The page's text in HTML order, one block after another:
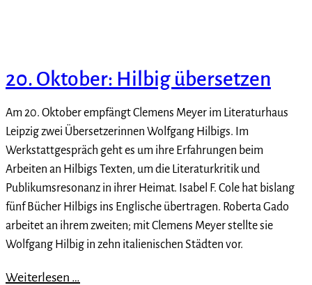
20. Oktober: Hilbig übersetzen
Am 20. Oktober empfängt Clemens Meyer im Literaturhaus
Leipzig zwei Übersetzerinnen Wolfgang Hilbigs. Im
Werkstattgespräch geht es um ihre Erfahrungen beim
Arbeiten an Hilbigs Texten, um die Literaturkritik und
Publikumsresonanz in ihrer Heimat. Isabel F. Cole hat bislang
fünf Bücher Hilbigs ins Englische übertragen. Roberta Gado
arbeitet an ihrem zweiten; mit Clemens Meyer stellte sie
Wolfgang Hilbig in zehn italienischen Städten vor.
Weiterlesen …